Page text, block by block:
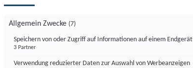
Allgemein Zwecke (7)
Speichern von oder Zugriff auf Informationen auf einem Endgerät
3 Partner
Verwendung reduzierter Daten zur Auswahl von Werbeanzeigen